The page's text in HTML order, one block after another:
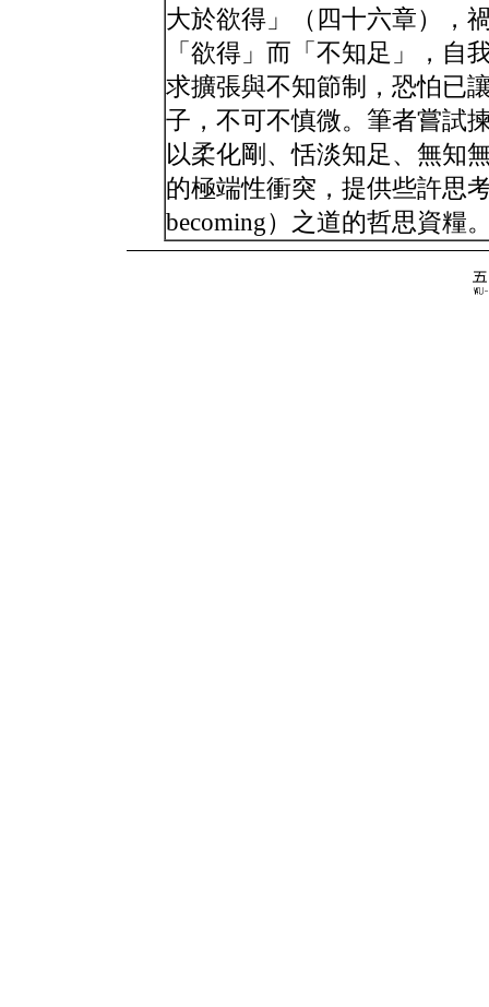
大於欲得」（四十六章），
「欲得」而「不知足」，自
求擴張與不知節制，恐怕已
子，不可不慎微。筆者嘗試
以柔化剛、恬淡知足、無知
的極端性衝突，提供些許思
becoming）之道的哲思資糧